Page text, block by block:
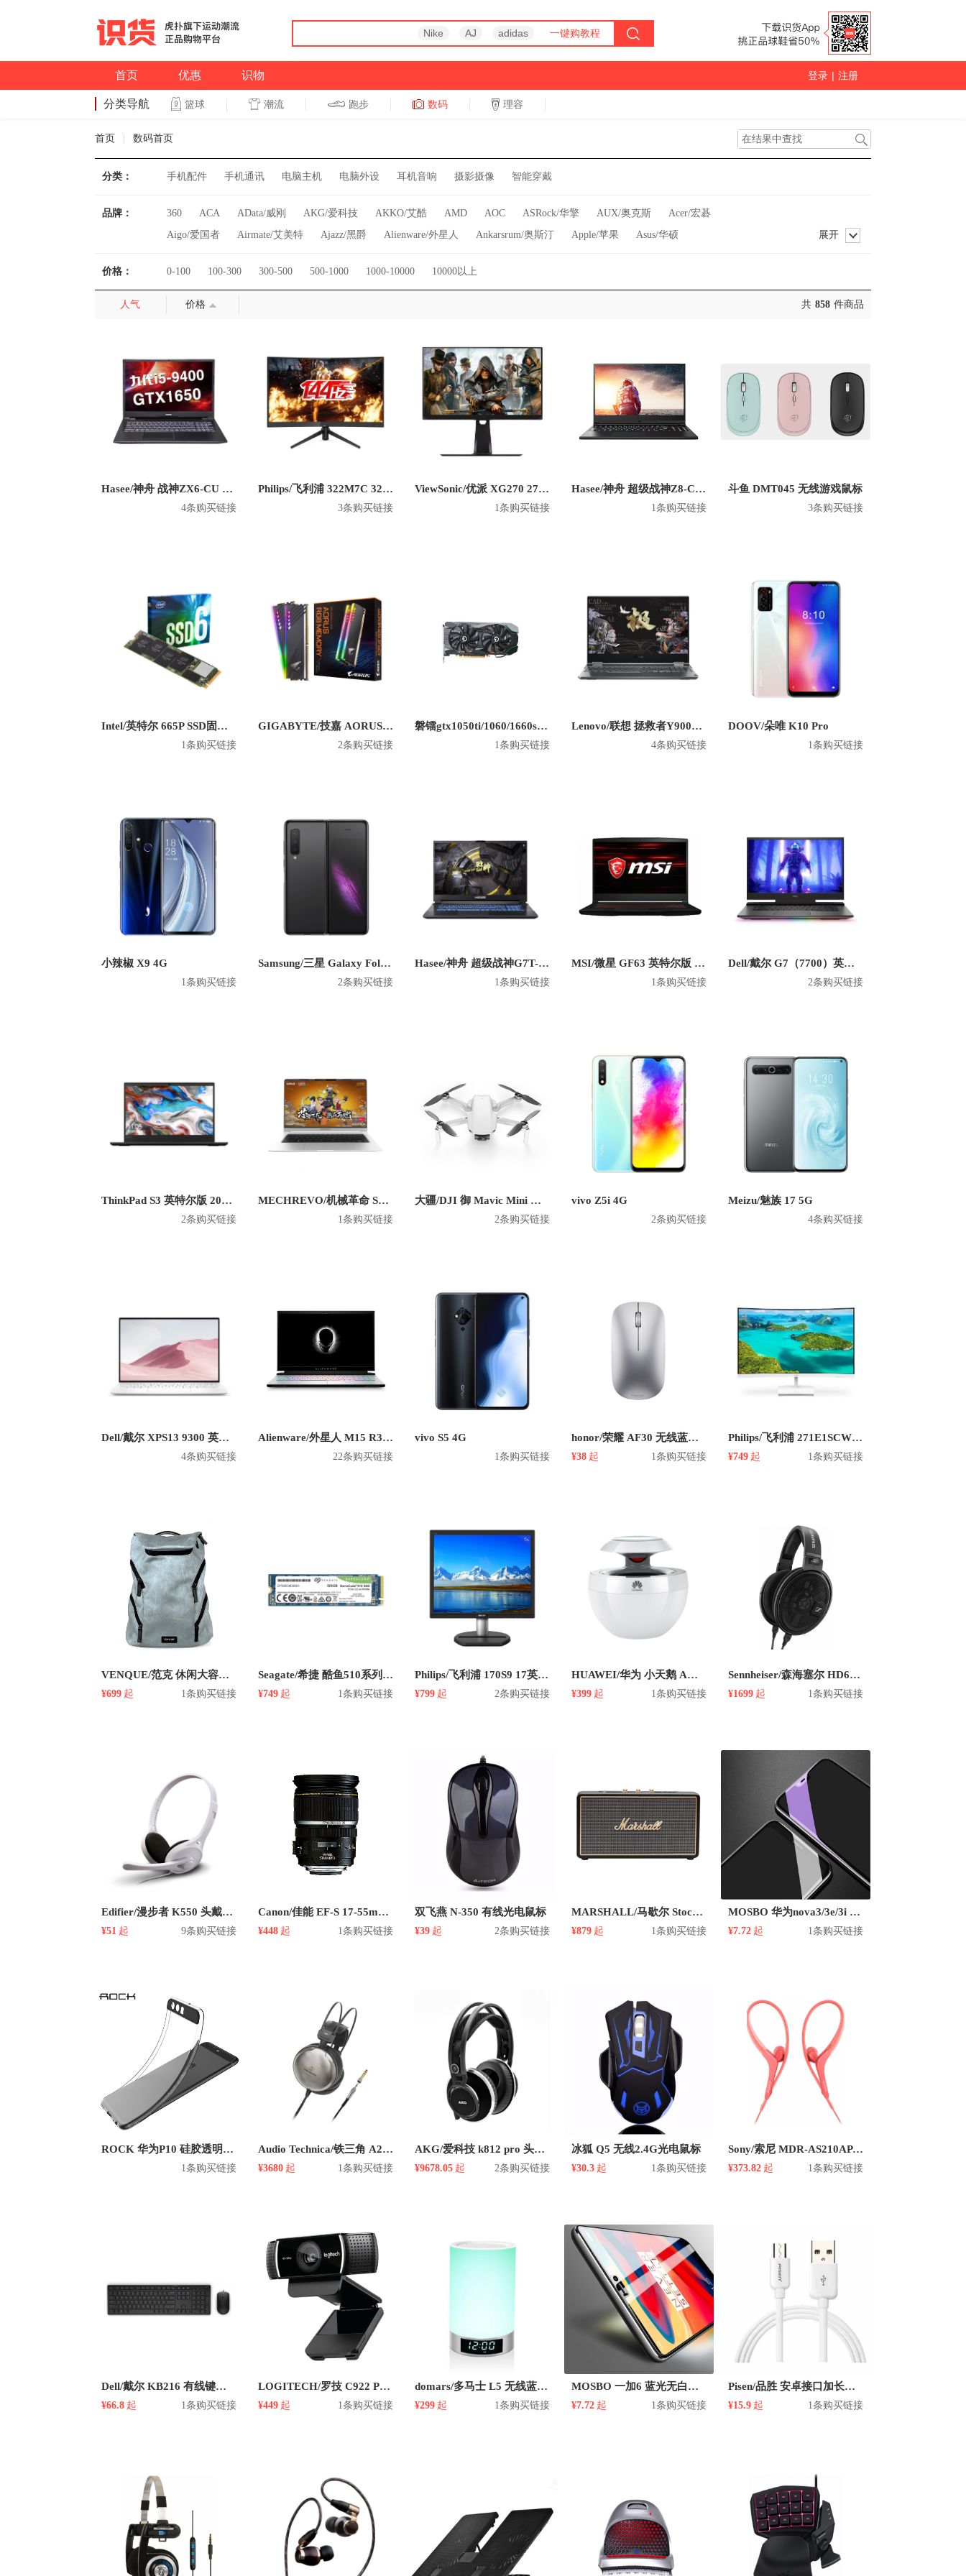
Nike AJ adidas 一键购教程
首页 优惠 识物 登录 | 注册
分类导航 篮球 潮流 跑步 数码 理容
首页 数码首页
分类： 手机配件 手机通讯 电脑主机 电脑外设 耳机音响 摄影摄像 智能穿戴
品牌： 360 ACA AData/威刚 AKG/爱科技 AKKO/艾酷 AMD AOC ASRock/华擎 AUX/奥克斯
Acer/宏碁
Aigo/爱国者
Airmate/艾美特 Ajazz/黑爵 Alienware/外星人 Ankarsrum/奥斯汀 Apple/苹果
Asus/华硕
Belkin/贝尔金
Benq/明基 Betop/北通 Beyerdynamic/拜亚动力
Carhartt/卡哈特
Edifier/漫步者
Eurgeen/欧井 Ezviz/萤石 Fender/芬德 FiiO/飞傲 Flyco/飞科 Fred Perry Fujifilm/富士
GIGABYTE/技嘉
GREE/格力 GUSGU/古尚古 Galanz/格兰仕 GreatWall/长城 HIKVISION/海康威视
HONOR/荣耀
HP/惠普
HUAWEI/华为 Hasee/神舟 Havit/海威特 HiVi/惠威 Huntkey/航嘉 IKBC Intel/英特尔 JBL
JMGO/坚果
JVC/杰伟世
Jordan Brand/乔丹 Joyoung/九阳 Kingston/金士顿 Kioxia/铠侠 Koss/高斯
LOFREE/洛斐 LeChange/乐橙
展开
价格： 0-100 100-300 300-500 500-1000 1000-10000 10000以上
人气 价格 共 858 件商品
Hasee/神舟 战神ZX6-CU 英特尔版 2020款 15.6英寸游戏本
4条购买链接
Philips/飞利浦 322M7C 32英寸 1080P显示器
3条购买链接
ViewSonic/优派 XG270 27英寸1080P显示器
1条购买链接
Hasee/神舟 超级战神Z8-CT 英特尔版 2020款 15.6英寸游戏本
1条购买链接
斗鱼 DMT045 无线游戏鼠标
3条购买链接
Intel/英特尔 665P SSD固态硬盘
1条购买链接
GIGABYTE/技嘉 AORUS DDR4 3600MHz RGB台式机内存条
2条购买链接
磐镭gtx1050ti/1060/1660s/2060/2070显卡英雄联盟电竞游戏吃鸡独立显卡 2060 6g
1条购买链接
Lenovo/联想 拯救者Y9000X 英特尔版 2020款 15.6英寸游戏本
4条购买链接
DOOV/朵唯 K10 Pro
1条购买链接
小辣椒 X9 4G
1条购买链接
Samsung/三星 Galaxy Fold 4G
2条购买链接
Hasee/神舟 超级战神G7T-CU 2020款 17.3英寸游戏本
1条购买链接
MSI/微星 GF63 英特尔版 2020款 15.6英寸游戏本
1条购买链接
Dell/戴尔 G7（7700）英特尔版 2020款 17.3英寸游戏本
2条购买链接
ThinkPad S3 英特尔版 2020款 14英寸笔记本
2条购买链接
MECHREVO/机械革命 S2 Air 锐龙版 2020款 14英寸笔记本
1条购买链接
大疆/DJI 御 Mavic Mini 无人机
2条购买链接
vivo Z5i 4G
2条购买链接
Meizu/魅族 17 5G
4条购买链接
Dell/戴尔 XPS13 9300 英特尔版2020款 13.4英寸笔记本
4条购买链接
Alienware/外星人 M15 R3 英特尔版 2020款 15.6英寸游戏本
22条购买链接
vivo S5 4G
1条购买链接
honor/荣耀 AF30 无线蓝牙鼠标
¥38 起 1条购买链接
Philips/飞利浦 271E1SCW 27英寸 1080P显示器
¥749 起 1条购买链接
VENQUE/范克 休闲大容量骑行电脑双肩包 2713
¥699 起 1条购买链接
Seagate/希捷 酷鱼510系列 M.2接口(NVMe协议)固态硬盘
¥749 起 1条购买链接
Philips/飞利浦 170S9 17英寸 显示器
¥799 起 2条购买链接
HUAWEI/华为 小天鹅 AM08 无线蓝牙音箱
¥399 起 1条购买链接
Sennheiser/森海塞尔 HD660s 头戴式有线耳机
¥1699 起 1条购买链接
Edifier/漫步者 K550 头戴式有线耳麦
¥51 起 9条购买链接
Canon/佳能 EF-S 17-55mm f/2.8 标准变焦镜头
¥448 起 1条购买链接
双飞燕 N-350 有线光电鼠标
¥39 起 2条购买链接
MARSHALL/马歇尔 Stockwell 有线无线蓝牙通用便携音箱
¥879 起 1条购买链接
MOSBO 华为nova3/3e/3i 水凝防指纹蓝光钢化膜
¥7.72 起 1条购买链接
ROCK 华为P10 硅胶透明纤薄手机壳
1条购买链接
Audio Technica/铁三角 A2000Z 头戴式有线耳机
¥3680 起 1条购买链接
AKG/爱科技 k812 pro 头戴式有线耳机
¥9678.05 起 2条购买链接
冰狐 Q5 无线2.4G光电鼠标
¥30.3 起 1条购买链接
Sony/索尼 MDR-AS210AP 挂耳平头式有线耳机
¥373.82 起 1条购买链接
Dell/戴尔 KB216 有线键鼠套装
¥66.8 起 1条购买链接
LOGITECH/罗技 C922 PRO 摄像头
¥449 起 1条购买链接
domars/多马士 L5 无线蓝牙插卡通用便携音箱
¥299 起 1条购买链接
MOSBO 一加6 蓝光无白边高清防指纹钢化膜
¥7.72 起 1条购买链接
Pisen/品胜 安卓接口加长数据线1米 031150601029
¥15.9 起 1条购买链接